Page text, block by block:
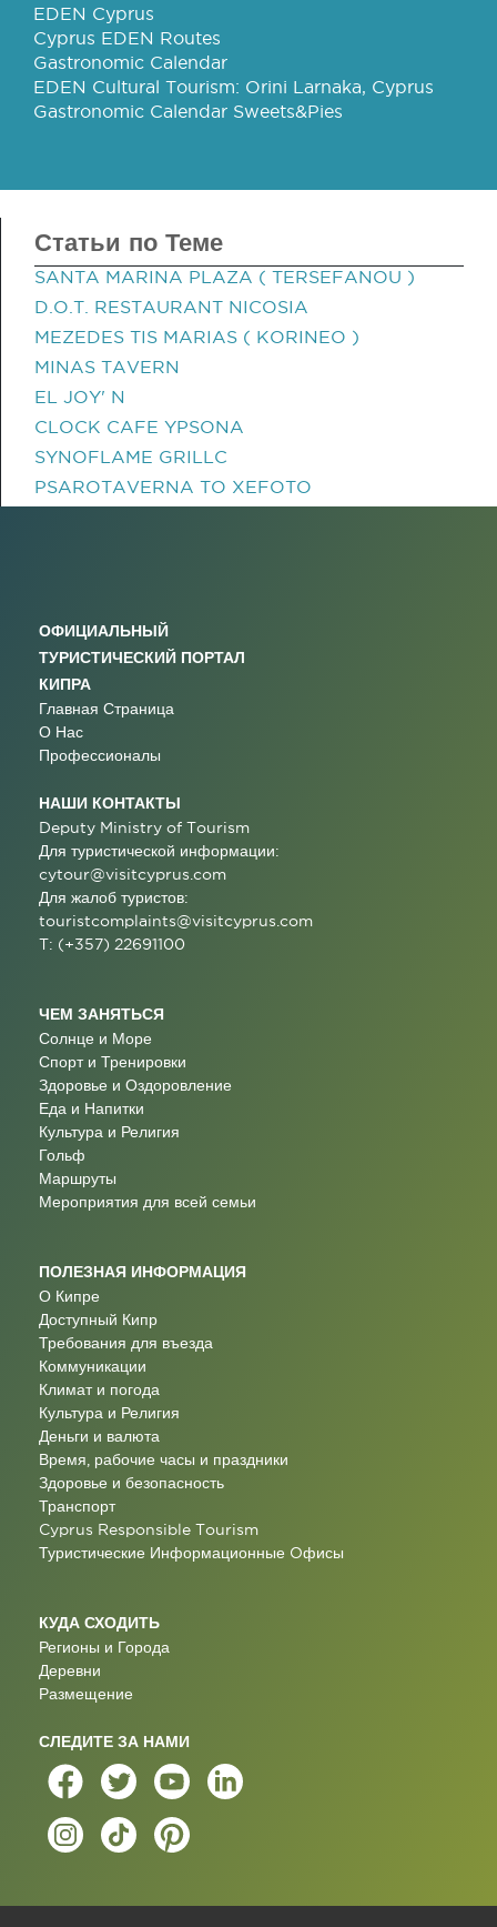
EDEN Cyprus
Cyprus EDEN Routes
Gastronomic Calendar
EDEN Cultural Tourism: Orini Larnaka, Cyprus
Gastronomic Calendar Sweets&Pies
Статьи по Теме
SANTA MARINA PLAZA ( TERSEFANOU )
D.O.T. RESTAURANT NICOSIA
MEZEDES TIS MARIAS ( KORINEO )
MINAS TAVERN
EL JOY' N
CLOCK CAFE YPSONA
SYNOFLAME GRILLC
PSAROTAVERNA TO XEFOTO
ОФИЦИАЛЬНЫЙ
ТУРИСТИЧЕСКИЙ ПОРТАЛ
КИПРА
Главная Страница
О Нас
Профессионалы
НАШИ КОНТАКТЫ
Deputy Ministry of Tourism
Для туристической информации:
cytour@visitcyprus.com
Для жалоб туристов:
touristcomplaints@visitcyprus.com
T: (+357) 22691100
ЧЕМ ЗАНЯТЬСЯ
Солнце и Море
Спорт и Тренировки
Здоровье и Оздоровление
Еда и Напитки
Культура и Религия
Гольф
Маршруты
Мероприятия для всей семьи
ПОЛЕЗНАЯ ИНФОРМАЦИЯ
О Кипре
Доступный Кипр
Требования для въезда
Коммуникации
Климат и погода
Культура и Религия
Деньги и валюта
Время, рабочие часы и праздники
Здоровье и безопасность
Транспорт
Cyprus Responsible Tourism
Туристические Информационные Oфисы
КУДА СХОДИТЬ
Регионы и Города
Деревни
Размещение
СЛЕДИТЕ ЗА НАМИ